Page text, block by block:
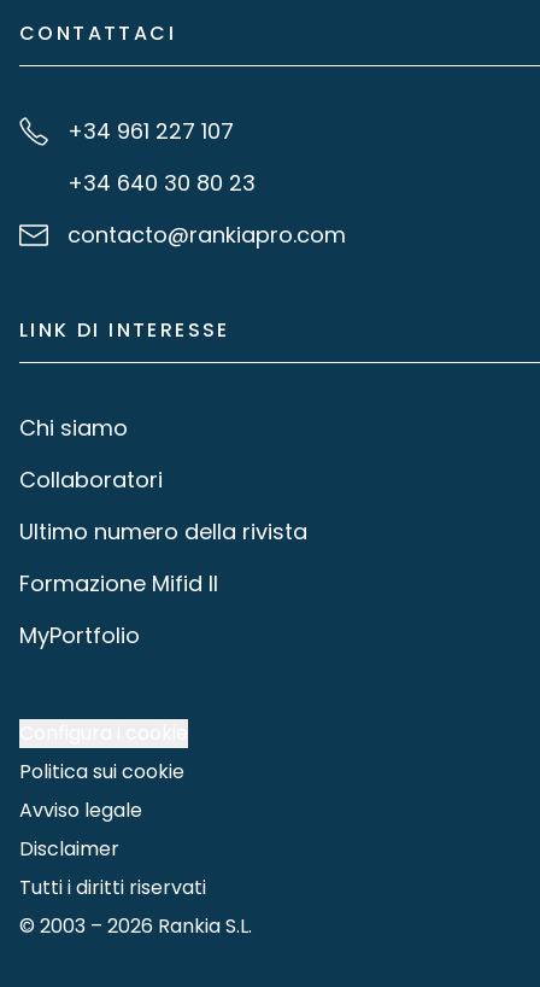
CONTATTACI
+34 961 227 107
+34 640 30 80 23
contacto@rankiapro.com
LINK DI INTERESSE
Chi siamo
Collaboratori
Ultimo numero della rivista
Formazione Mifid II
MyPortfolio
Politica sui cookie
Avviso legale
Disclaimer
Tutti i diritti riservati
© 2003 – 2026 Rankia S.L.